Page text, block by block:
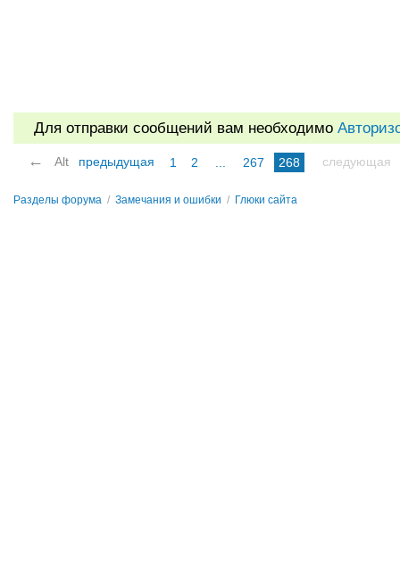
Для отправки сообщений вам необходимо
1 2 267 268
← Alt предыдущая следующая
Разделы форума / Замечания и ошибки / Глюки сайта